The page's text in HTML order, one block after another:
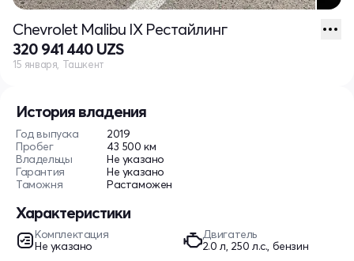
История владения
Год выпуска
2019
Пробег
43 500 км
Владельцы
Не указано
Гарантия
Не указано
Таможня
Растаможен
Характеристики
Комплектация
Не указано
Двигатель
2.0 л, 250 л.с., бензин
Chevrolet Malibu IX Рестайлинг
320 941 440 UZS
15 января, Ташкент